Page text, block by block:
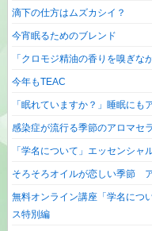
滴下の仕方はムズカシイ？
今宵眠るためのブレンド
「クロモジ精油の香りを嗅ぎな
今年もTEAC
「眠れていますか？」睡眠にも
感染症が流行る季節のアロマセ
「学名について」エッセンシャ
そろそろオイルが恋しい季節
無料オンライン講座「学名につ
ス特別編